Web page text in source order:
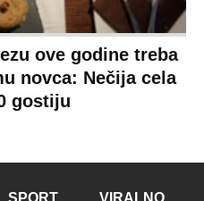
ove godine treba
novca: Nečija cela
gostiju